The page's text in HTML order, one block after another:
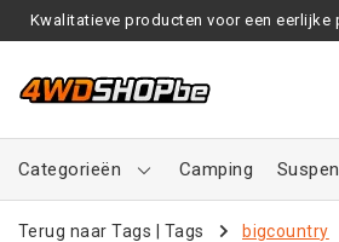
Kwalitatieve producten voor een eerlijke
Categorieën Camping
Terug naar Tags Tags bigcountry